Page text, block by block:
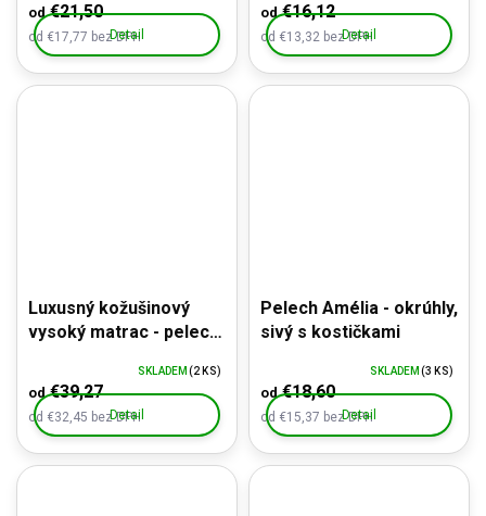
od €17,77 bez DPH
od€21,50
Detail od €13,32 bez DPH
od€16,12
Detail
Luxusný kožušinový
vysoký matrac - pelech
úprava
od €32,45 bez DPH
od€39,27
SKLADEM (2 KS)
Detail
Pelech Amélia - okrúhly,
sivý s kostičkami
od €15,37 bez DPH
od€18,60
SKLADEM (3 KS)
Detail